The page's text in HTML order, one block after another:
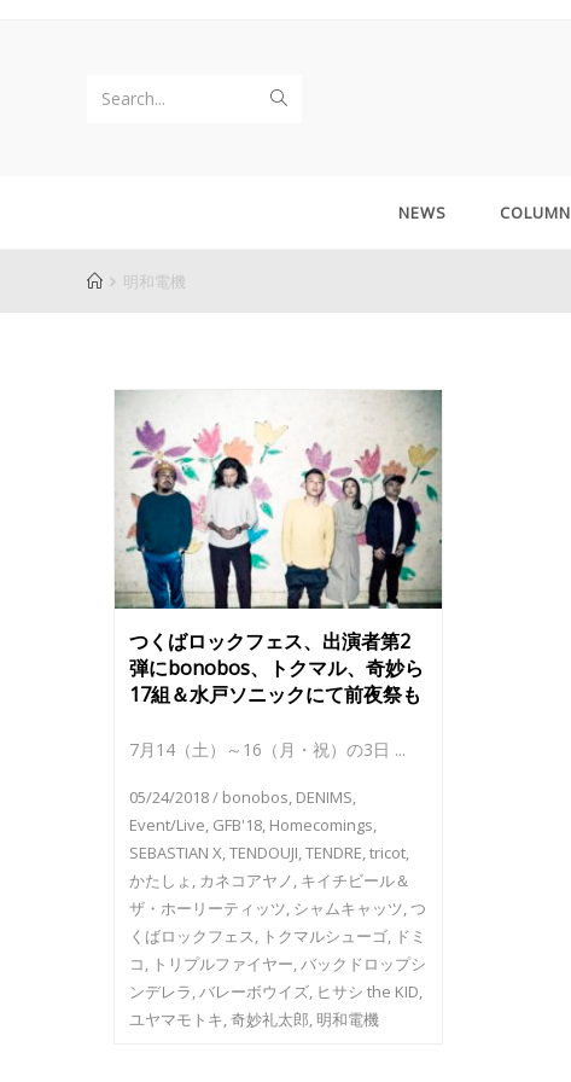
Search...
NEWS COLUMN
明和電機
つくばロックフェス、出演者第2
弾にbonobos、トクマル、奇妙ら
17組＆水戸ソニックにて前夜祭も
7月14（土）～16（月・祝）の3日 ...
05/24/2018/ bonobos, DENIMS,
Event/Live, GFB'18, Homecomings,
SEBASTIAN X,TENDOUJI,TENDRE,tricot,
かたしょ , カネコアヤノ, キイチビール＆
ザ・ホーリーティッツ, シャムキャッツ,つ
くばロックフェス, トクマルシューゴ, ドミ
コ, トリプルファイヤー,バックドロップシ
ンデレラ,バレーボウイズ, ヒサシ the KID,
ユヤマモトキ,奇妙礼太郎, 明和電機